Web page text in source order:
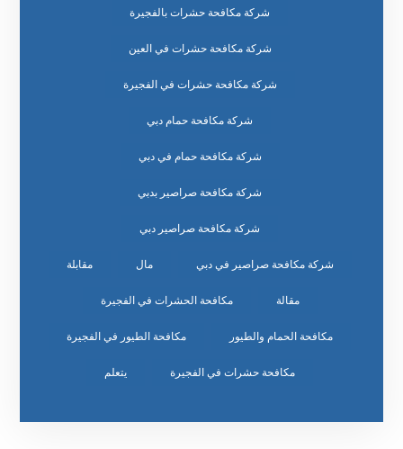
شركة مكافحة حشرات بالفجيرة
شركة مكافحة حشرات في العين
شركة مكافحة حشرات في الفجيرة
شركة مكافحة حمام دبي
شركة مكافحة حمام في دبي
شركة مكافحة صراصير بدبي
شركة مكافحة صراصير دبي
شركة مكافحة صراصير في دبي مال مقابلة
مقالة مكافحة الحشرات في الفجيرة
مكافحة الحمام والطيور مكافحة الطيور في الفجيرة
مكافحة حشرات في الفجيرة يتعلم